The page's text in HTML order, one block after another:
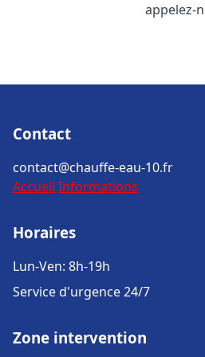
appelez-
Contact
contact@chauffe-eau-10.fr
Accueil Informations
Horaires
Lun-Ven: 8h-19h
Service d'urgence 24/7
Zone intervention